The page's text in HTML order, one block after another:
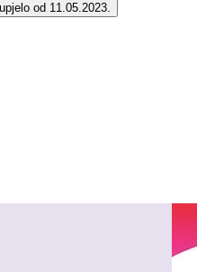
od 11.05.2023.